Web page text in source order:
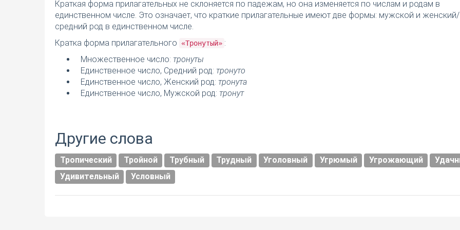
Краткая форма прилагательных не склоняется по падежам, но она изменяется по числам и родам в
единственном числе. Это означает, что краткие прилагательные имеют две формы: мужской и женский/
средний род в единственном числе.
Кратка форма прилагательного
«Тронутый» :
Множественное число: тронуты
Единственное число, Средний род: тронуто
Единственное число, Женский род: тронута
Единственное число, Мужской род: тронут
Другие слова
Тропический Тройной Трубный Трудный Уголовный Угрюмый Угрожающий
Удивительный
Условный